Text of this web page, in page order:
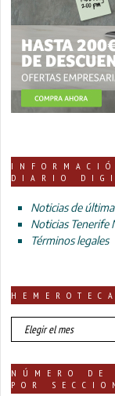
DIARIO
Noticias de
Noticias Tenerife
Términos legales
HEMEROTECA
DE
NÚMERO
POR